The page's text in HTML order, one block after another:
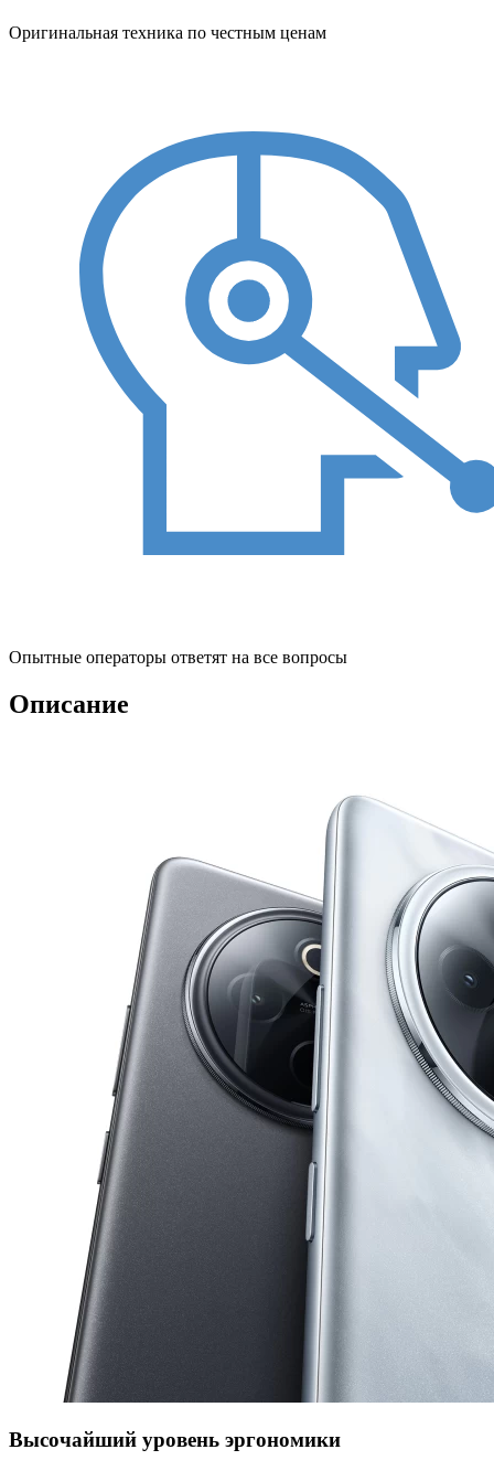
Оригинальная техника по честным ценам
Опытные операторы ответят на все вопросы
Описание
Высочайший уровень эргономики